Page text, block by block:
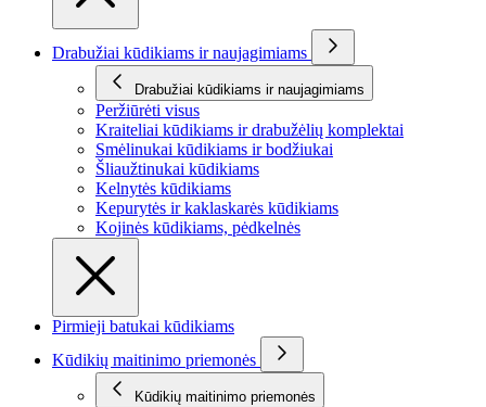
Drabužiai kūdikiams ir naujagimiams
Drabužiai kūdikiams ir naujagimiams
Peržiūrėti visus
Kraiteliai kūdikiams ir drabužėlių komplektai
Smėlinukai kūdikiams ir bodžiukai
Šliaužtinukai kūdikiams
Kelnytės kūdikiams
Kepurytės ir kaklaskarės kūdikiams
Kojinės kūdikiams, pėdkelnės
Pirmieji batukai kūdikiams
Kūdikių maitinimo priemonės
Kūdikių maitinimo priemonės